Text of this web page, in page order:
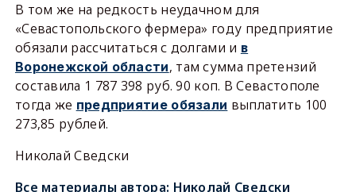
В том же на редкость неудачном для
«Севастопольского фермера» году предприятие
обязали рассчитаться с долгами и в
Воронежской области, там сумма претензий
составила 1 787 398 руб. 90 коп. В Севастополе
тогда же предприятие обязали выплатить 100
273,85 рублей.
Николай Сведски
Все материалы автора: Николай Сведски